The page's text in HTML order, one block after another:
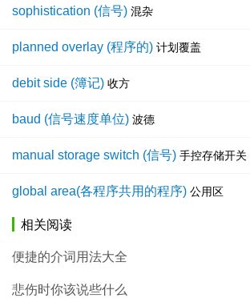
sophistication (信号) 混杂
planned overlay (程序的) 计划覆盖
debit side (簿记) 收方
baud (信号速度单位) 波德
manual storage switch (信号) 手控存储开关
global area(各程序共用的程序) 公用区
相关阅读
便捷的介词用法大全
悲伤时你该说些什么